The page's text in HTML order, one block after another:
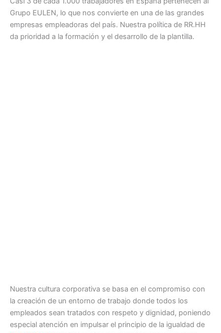
Grupo EULEN, lo que nos convierte en una de las grandes
empresas empleadoras del país. Nuestra política de RR.HH
da prioridad a la formación y el desarrollo de la plantilla.
Nuestra cultura corporativa se basa en el compromiso con
la creación de un entorno de trabajo donde todos los
empleados sean tratados con respeto y dignidad, poniendo
especial atención en impulsar el principio de la igualdad de